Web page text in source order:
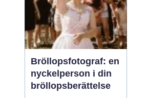
Bröllopsfotograf: en
nyckelperson i din
bröllopsberättelse